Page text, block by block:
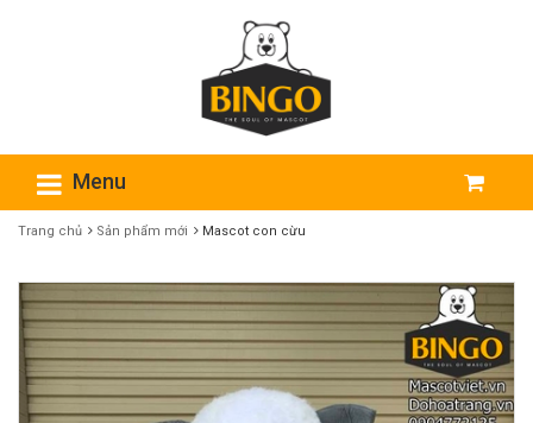
Menu
Trang chủ Sản phẩm mới Mascot con cừu